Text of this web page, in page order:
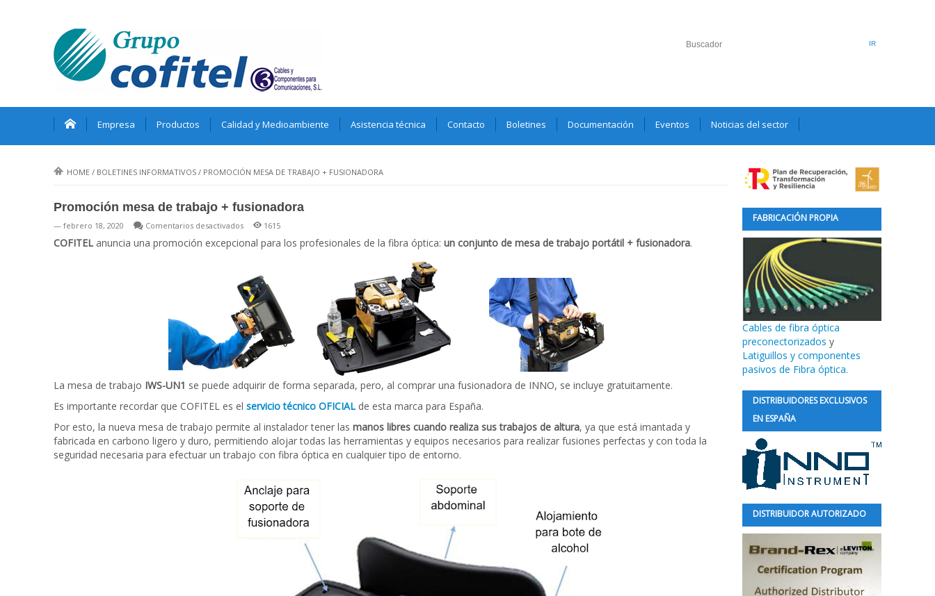
Empresa Productos Calidad y Medioambiente Asistencia técnica Contacto Boletines Documentación Eventos Noticias del sector
HOME / BOLETINES INFORMATIVOS / PROMOCIÓN MESA DE TRABAJO + FUSIONADORA
Promoción mesa de trabajo + fusionadora
— febrero 18, 2020 Comentarios desactivadosen
Promoción
mesa
trabajo
+
fusionadora
1615
COFITEL anuncia una promoción excepcional para los profesionales de la fibra óptica: un conjunto de mesa de trabajo portátil + fusionadora.
La mesa de trabajo IWS-UN1 se puede adquirir de forma separada, pero, al comprar una fusionadora de INNO, se incluye gratuitamente.
Es importante recordar que COFITEL es el servicio técnico OFICIAL de esta marca para España.
Por esto, la nueva mesa de trabajo permite al instalador tener las manos libres cuando realiza sus trabajos de altura, ya que está imantada y
fabricada en carbono ligero y duro, permitiendo alojar todas las herramientas y equipos necesarios para realizar fusiones perfectas y con toda la
seguridad necesaria para efectuar un trabajo con fibra óptica en cualquier tipo de entorno.
FABRICACIÓN PROPIA
Cables de fibra óptica
preconectorizados y
Latiguillos y componentes
pasivos de Fibra óptica.
DISTRIBUIDORES EXCLUSIVOS
EN ESPAÑA
DISTRIBUIDOR AUTORIZADO